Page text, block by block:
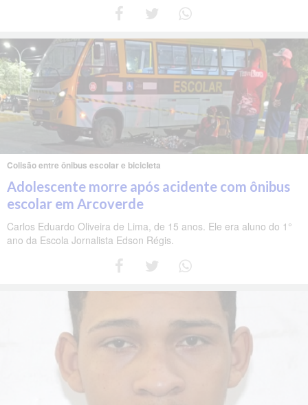
Colisão entre ônibus escolar e bicicleta
Adolescente morre após acidente com ônibus
escolar em Arcoverde
Carlos Eduardo Oliveira de Lima, de 15 anos. Ele era aluno do 1°
ano da Escola Jornalista Edson Régis.